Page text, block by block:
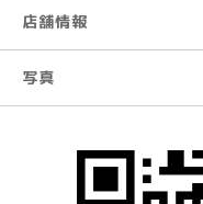
店舗情報
写真